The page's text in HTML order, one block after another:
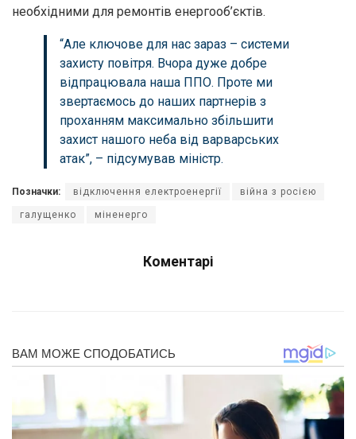
необхідними для ремонтів енергооб’єктів.
“Але ключове для нас зараз – системи
захисту повітря. Вчора дуже добре
відпрацювала наша ППО. Проте ми
звертаємось до наших партнерів з
проханням максимально збільшити
захист нашого неба від варварських
атак”, – підсумував міністр.
Позначки: відключення електроенергії війна з росією
галущенко міненерго
Коментарі